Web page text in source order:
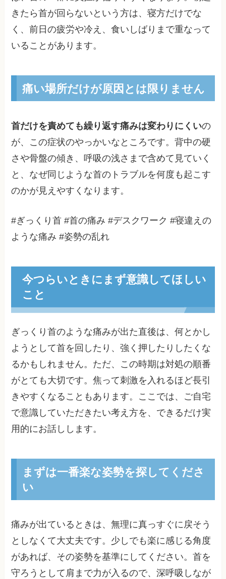
きたら首が回らないという方は、寝方だけでな
く、前日の疲労や冷え、食いしばりまで重なって
いることがあります。
痛い場所だけが原因とは限りません
首だけを責めても繰り返す痛みは変わりにくいの
が、この症状のやっかいなところです。背中の硬
さや骨盤の傾き、呼吸の浅さまで含めて見ていく
と、なぜ同じような首のトラブルを何度も起こす
のかが見えやすくなります。
#ぎっくり首 #首の痛み #デスクワーク #寝違えの
ような痛み #姿勢の乱れ
今つらいときにまず意識してほしい
こと
ぎっくり首のような痛みが出た直後は、何とかし
ようとして首を回したり、強く押したりしたくな
るかもしれません。ただ、この時期は対処の順番
がとても大切です。焦って刺激を入れるほど長引
きやすくなることもあります。ここでは、ご自宅
で意識していただきたい考え方を、できるだけ実
用的にお話しします。
まずは一番楽な姿勢を探してくださ
い
痛みが出ているときは、無理に真っすぐに戻そう
としなくて大丈夫です。少しでも楽に感じる角度
があれば、その姿勢を基準にしてください。首を
守ろうとして肩まで力が入るので、深呼吸しなが